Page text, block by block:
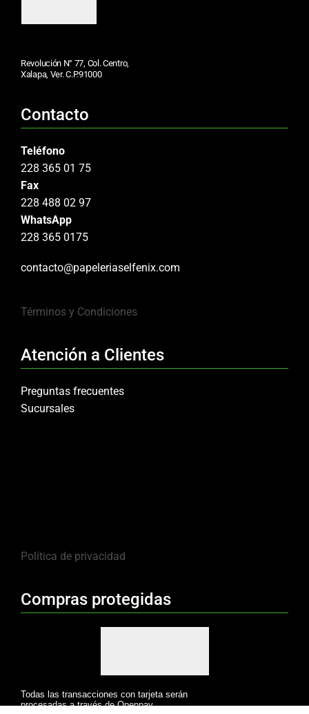
Revolución N° 77, Col. Centro,
Xalapa, Ver. C.P.91000
Contacto
Teléfono
228 365 01 75
Fax
228 488 02 97
WhatsApp
228 365 0175
contacto@papeleriaselfenix.com
Términos y Condiciones
Atención a Clientes
Preguntas frecuentes
Sucursales
Política de privacidad
Compras protegidas
Todas las transacciones con tarjeta serán
procesadas a través de Openpay.